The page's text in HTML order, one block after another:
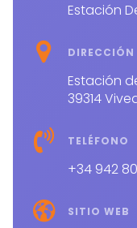
Estación
DIRECCIÓN
Estación
39314
TELÉFONO
+34 942
SITIO WEB